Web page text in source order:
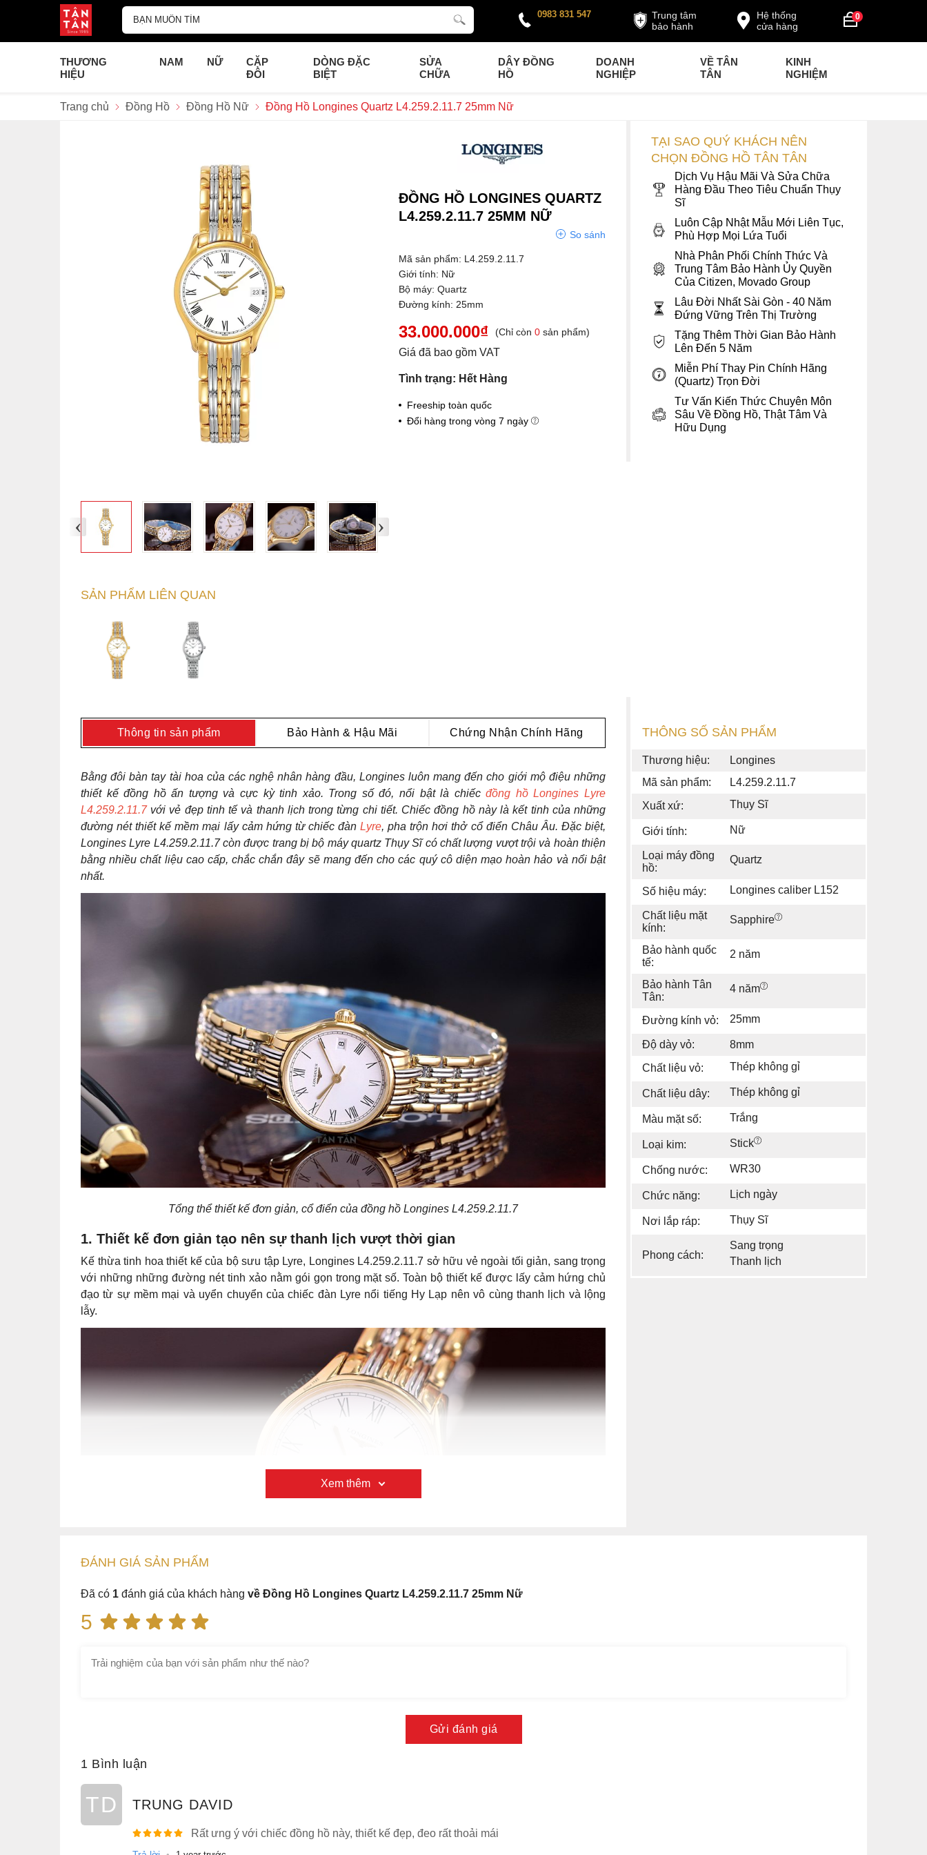
0
Hệ thống
cửa hàng
Trung tâm
bảo hành
0983 831 547
THƯƠNG
HIỆU
NAM NỮ
CẶP
ĐÔI
DÒNG ĐẶC
BIỆT
SỬA
CHỮA
DÂY ĐỒNG
HỒ
DOANH
NGHIỆP
VỀ TÂN
TÂN
KINH
NGHIỆM
Trang chủ Đồng Hồ Đồng Hồ Nữ Đồng Hồ Longines Quartz L4.259.2.11.7 25mm Nữ
‹ ›
ĐỒNG HỒ LONGINES QUARTZ
L4.259.2.11.7 25MM NỮ
So sánh
Mã sản phẩm: L4.259.2.11.7
Giới tính: Nữ
Bộ máy: Quartz
Đường kính: 25mm
33.000.000₫ (Chỉ còn0 sản phẩm)
Giá đã bao gồm VAT
Tình trạng: Hết Hàng
Freeship toàn quốc
Đổi hàng trong vòng 7 ngày
SẢN PHẨM LIÊN QUAN
TẠI SAO QUÝ KHÁCH NÊN
CHỌN ĐỒNG HỒ TÂN TÂN
Dịch Vụ Hậu Mãi Và Sửa Chữa
Hàng Đầu Theo Tiêu Chuẩn Thụy
Sĩ
Luôn Cập Nhật Mẫu Mới Liên Tục,
Phù Hợp Mọi Lứa Tuổi
Nhà Phân Phối Chính Thức Và
Trung Tâm Bảo Hành Ủy Quyền
Của Citizen, Movado Group
Lâu Đời Nhất Sài Gòn - 40 Năm
Đứng Vững Trên Thị Trường
Tặng Thêm Thời Gian Bảo Hành
Lên Đến 5 Năm
Miễn Phí Thay Pin Chính Hãng
(Quartz) Trọn Đời
Tư Vấn Kiến Thức Chuyên Môn
Sâu Về Đồng Hồ, Thật Tâm Và
Hữu Dụng
Thông tin sản phẩm Bảo Hành & Hậu Mãi Chứng Nhận Chính Hãng
Bằng đôi bàn tay tài hoa của các nghệ nhân hàng đầu, Longines luôn mang đến cho giới mộ điệu những
thiết kế đồng hồ ấn tượng và cực kỳ tinh xảo. Trong số đó, nổi bật là chiếcđồng hồ Longines Lyre
L4.259.2.11.7với vẻ đẹp tinh tế và thanh lịch trong từng chi tiết. Chiếc đồng hồ này là kết tinh của những
đường nét thiết kế mềm mại lấy cảm hứng từ chiếc đànLyre, pha trộn hơi thở cổ điển Châu Âu. Đặc biệt,
Longines Lyre L4.259.2.11.7 còn được trang bị bộ máy quartz Thụy Sĩ có chất lượng vượt trội và hoàn thiện
bằng nhiều chất liệu cao cấp, chắc chắn đây sẽ mang đến cho các quý cô diện mạo hoàn hảo và nổi bật
nhất.
Tổng thể thiết kế đơn giản, cổ điển của đồng hồ Longines L4.259.2.11.7
1. Thiết kế đơn giản tạo nên sự thanh lịch vượt thời gian
Kế thừa tinh hoa thiết kế của bộ sưu tập Lyre, Longines L4.259.2.11.7 sở hữu vẻ ngoài tối giản, sang trọng
với những những đường nét tinh xảo nằm gói gọn trong mặt số. Toàn bộ thiết kế được lấy cảm hứng chủ
đạo từ sự mềm mại và uyển chuyển của chiếc đàn Lyre nổi tiếng Hy Lạp nên vô cùng thanh lịch và lộng
lẫy.
Với tông màu chủ đạo trắng - vàng gold, Longines Lyre L4.259.2.11.7 mang đến sức hút khó cưỡng. Toàn
Tại góc 12h là Logo thương hiệu “Longines” sắc nét theo tông màu đen nổi bật được sắp xếp hài hòa với
tổng thể thiết kế. Ô lịch ngày đặt gọn gàng và dễ nhìn tại vị trí 3h giúp người đeo dễ dàng quản lý lịch trình.
Xem thêm
THÔNG SỐ SẢN PHẨM
Thương hiệu:
Longines
Mã sản phẩm:
L4.259.2.11.7
Xuất xứ:
Thụy Sĩ
Giới tính: Nữ
Loại máy đồng
hồ:
Quartz
Số hiệu máy: Longines caliber L152
Chất liệu mặt
kính:
Sapphire
Bảo hành quốc
tế:
2 năm
Bảo hành Tân
Tân:
4 năm
Đường kính vỏ: 25mm
Độ dày vỏ:
8mm
Chất liệu vỏ:
Thép không gỉ
Chất liệu dây: Thép không gỉ
Màu mặt số: Trắng
Loại kim: Stick
Chống nước: WR30
Chức năng: Lịch ngày
Nơi lắp ráp: Thụy Sĩ
Phong cách:
Sang trọng
Thanh lịch
ĐÁNH GIÁ SẢN PHẤM
Đã có 1 đánh giá của khách hàng về Đồng Hồ Longines Quartz L4.259.2.11.7 25mm Nữ
5
Gửi đánh giá
1 Bình luận
TD TRUNG DAVID
Rất ưng ý với chiếc đồng hồ này, thiết kế đẹp, đeo rất thoải mái